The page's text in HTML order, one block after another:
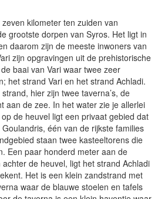
kilometer ten zuiden van
grootste dorpen van Syros. Het ligt in
daarom zijn de meeste inwoners van
zijn opgravingen uit de prehistorische
baai van Vari waar twee zeer
het strand Vari en het strand Achladi.
hier zijn twee taverna’s, de
aan de zee. In het water zie je allerlei
de heuvel ligt een privaat gebied dat
één van de rijkste families
staan twee kasteeltorens die
Een paar honderd meter aan de
de heuvel, ligt het strand Achladi
Het is een klein zandstrand met
waar de blauwe stoelen en tafels